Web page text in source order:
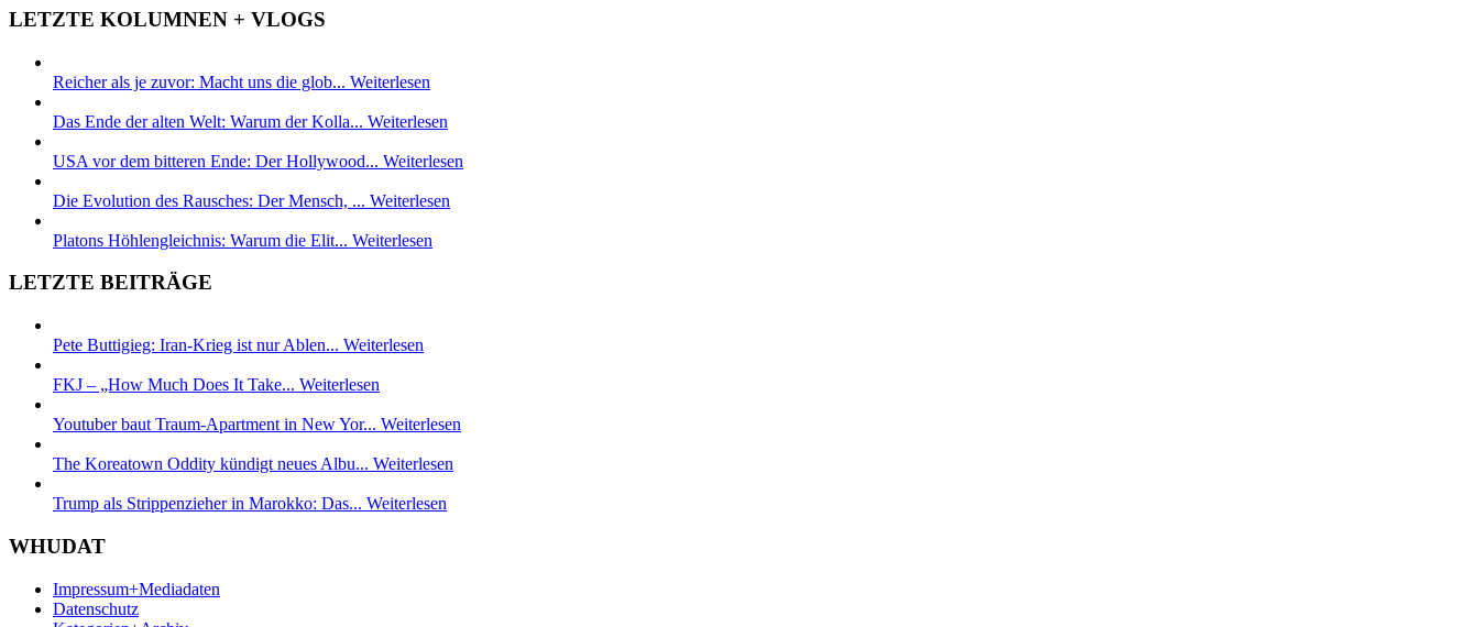
LETZTE KOLUMNEN + VLOGS
Reicher als je zuvor: Macht uns die glob... Weiterlesen
Das Ende der alten Welt: Warum der Kolla... Weiterlesen
USA vor dem bitteren Ende: Der Hollywood... Weiterlesen
Die Evolution des Rausches: Der Mensch, ... Weiterlesen
Platons Höhlengleichnis: Warum die Elit... Weiterlesen
LETZTE BEITRÄGE
Pete Buttigieg: Iran-Krieg ist nur Ablen... Weiterlesen
FKJ – „How Much Does It Take... Weiterlesen
Youtuber baut Traum-Apartment in New Yor... Weiterlesen
The Koreatown Oddity kündigt neues Albu... Weiterlesen
Trump als Strippenzieher in Marokko: Das... Weiterlesen
WHUDAT
Impressum+Mediadaten
Datenschutz